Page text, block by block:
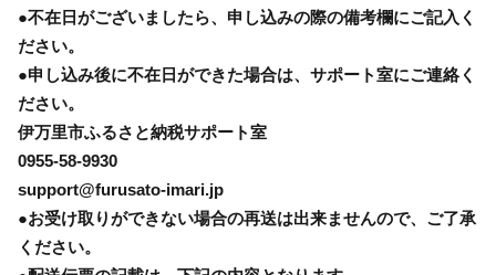
●不在日がございましたら、申し込みの際の備考欄にご記入く
ださい。
●申し込み後に不在日ができた場合は、サポート室にご連絡く
ださい。
伊万里市ふるさと納税サポート室
0955-58-9930
support@furusato-imari.jp
●お受け取りができない場合の再送は出来ませんので、ご了承
ください。